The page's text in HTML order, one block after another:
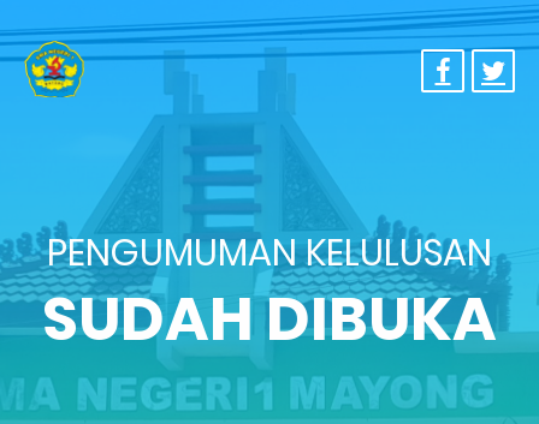
PENGUMUMAN KELULUSAN
SUDAH DIBUKA